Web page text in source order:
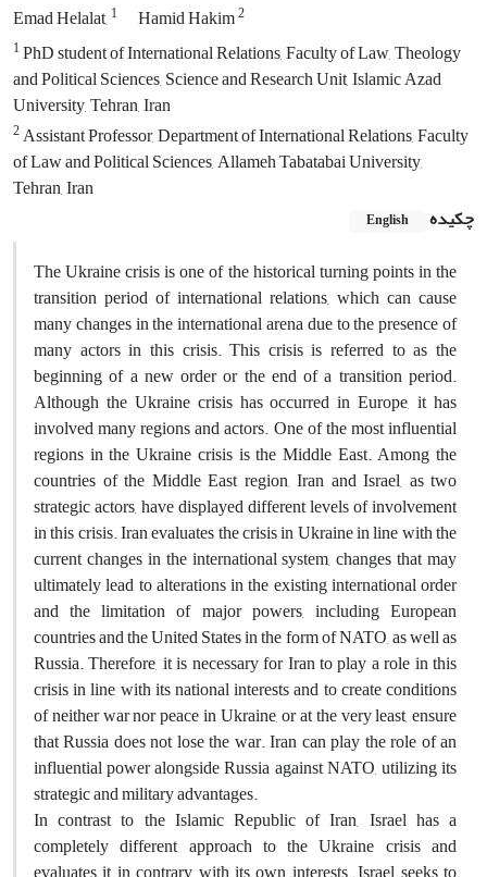
Emad Helalat, 1 Hamid Hakim2
1PhD student of International Relations, Faculty of Law, Theology
and Political Sciences, Science and Research Unit, Islamic Azad
University, Tehran, Iran
2Assistant Professor, Department of International Relations, Faculty
of Law and Political Sciences, Allameh Tabatabai University,
Tehran, Iran
چکیده
English
The Ukraine crisis is one of the historical turning points in the
transition period of international relations, which can cause
many changes in the international arena due to the presence of
many actors in this crisis. This crisis is referred to as the
beginning of a new order or the end of a transition period.
Although the Ukraine crisis has occurred in Europe, it has
involved many regions and actors. One of the most influential
regions in the Ukraine crisis is the Middle East. Among the
countries of the Middle East region, Iran and Israel, as two
strategic actors, have displayed different levels of involvement
in this crisis. Iran evaluates the crisis in Ukraine in line with the
current changes in the international system, changes that may
ultimately lead to alterations in the existing international order
and the limitation of major powers, including European
countries and the United States in the form of NATO, as well as
Russia. Therefore, it is necessary for Iran to play a role in this
crisis in line with its national interests and to create conditions
of neither war nor peace in Ukraine, or at the very least, ensure
that Russia does not lose the war. Iran can play the role of an
influential power alongside Russia against NATO, utilizing its
strategic and military advantages.
In contrast to the Islamic Republic of Iran, Israel has a
completely different approach to the Ukraine crisis and